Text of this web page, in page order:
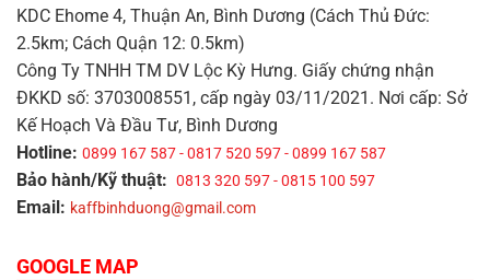
KDC Ehome 4, Thuận An, Bình Dương (Cách Thủ Đức:
2.5km; Cách Quận 12: 0.5km)
Công Ty TNHH TM DV Lộc Kỳ Hưng. Giấy chứng nhận
ĐKKD số: 3703008551, cấp ngày 03/11/2021. Nơi cấp: Sở
Kế Hoạch Và Đầu Tư, Bình Dương
Hotline: 0899 167 587 - 0817 520 597 - 0899 167 587
Bảo hành/Kỹ thuật: 0813 320 597 - 0815 100 597
Email: kaffbinhduong@gmail.com
GOOGLE MAP